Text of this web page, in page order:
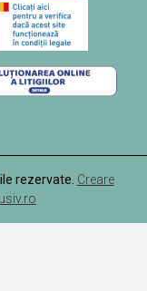
rezervate. Creare